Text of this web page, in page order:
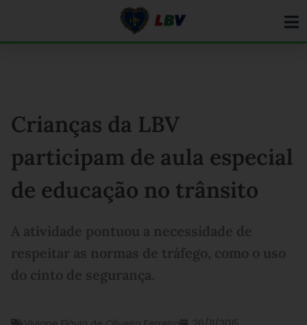
Crianças da LBV
participam de aula especial
de educação no trânsito
A atividade pontuou a necessidade de
respeitar as normas de tráfego, como o uso
do cinto de segurança.